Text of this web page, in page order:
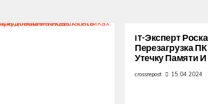
IT-Эксперт
Перезагрузка
Утечку Памяти
crossrepost 15.04.2024